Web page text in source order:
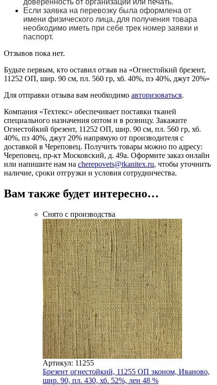
Если заявка на перевозку была оформлена от
имени физического лица, для получения товара
необходимо иметь при себе трек номер заявки и
паспорт.
Отзывов пока нет.
Будьте первым, кто оставил отзыв на «Огнестойкий брезент,
11252 ОП, шир. 90 см, пл. 560 гр, хб. 40%, пэ 40%, джут 20%»
Для отправки отзыва вам необходимо авторизоваться.
Компания «Техтекс» обеспечивает поставки тканей
специального назначения оптом и в розницу. Закажите
Огнестойкий брезент, 11252 ОП, шир. 90 см, пл. 560 гр, хб.
40%, пэ 40%, джут 20% напрямую от производителя с
доставкой в Череповец. Получить товары можно по адресу:
Череповец, пр-кт Московский, д. 49а. Оформите заказ онлайн
или напишите нам на cherepovets@tkanitex.ru, чтобы уточнить
наличие, сроки отгрузки и условия сотрудничества.
Вам также будет интересно…
Снято с производства
Артикул: 11255
Брезент огнестойкий, 11255 ОП эконом, Иваново,
шир. 90, пл. 430, хб. 52%, лен 48 %